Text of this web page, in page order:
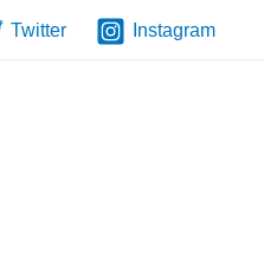
Twitter Instagram